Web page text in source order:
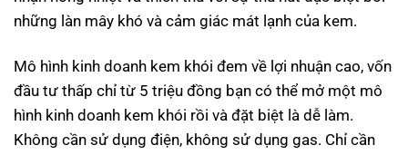
những làn mây khó và cảm giác mát lạnh của kem.
Mô hình kinh doanh kem khói đem về lợi nhuận cao, vốn
đầu tư thấp chỉ từ 5 triệu đồng bạn có thể mở một mô
hình kinh doanh kem khói rồi và đặt biệt là dễ làm.
Không cần sử dụng điện, không sử dụng gas. Chỉ cần